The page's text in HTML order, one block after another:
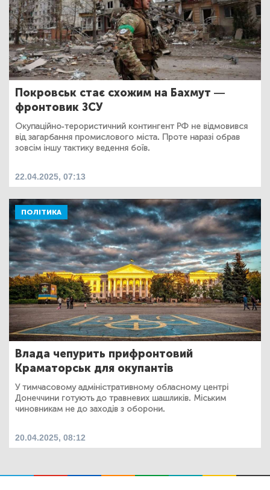
Покровськ стає схожим на Бахмут —
фронтовик ЗСУ
Окупаційно-терористичний контингент РФ не відмовився
від загарбання промислового міста. Проте наразі обрав
зовсім іншу тактику ведення боїв.
22.04.2025, 07:13
ПОЛІТИКА
Влада чепурить прифронтовий
Краматорськ для окупантів
У тимчасовому адміністративному обласному центрі
Донеччини готують до травневих шашликів. Міським
чиновникам не до заходів з оборони.
20.04.2025, 08:12